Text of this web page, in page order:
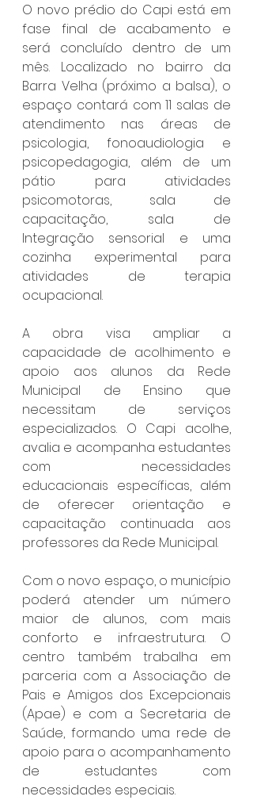
O novo prédio do Capi está em
fase final de acabamento e
será concluído dentro de um
mês. Localizado no bairro da
Barra Velha (próximo a balsa), o
espaço contará com 11 salas de
atendimento nas áreas de
psicologia, fonoaudiologia e
psicopedagogia, além de um
pátio para atividades
psicomotoras, sala de
capacitação, sala de
Integração sensorial e uma
cozinha experimental para
atividades de terapia
ocupacional.
A obra visa ampliar a
capacidade de acolhimento e
apoio aos alunos da Rede
Municipal de Ensino que
necessitam de serviços
especializados. O Capi acolhe,
avalia e acompanha estudantes
com necessidades
educacionais específicas, além
de oferecer orientação e
capacitação continuada aos
professores da Rede Municipal.
Com o novo espaço, o município
poderá atender um número
maior de alunos, com mais
conforto e infraestrutura. O
centro também trabalha em
parceria com a Associação de
Pais e Amigos dos Excepcionais
(Apae) e com a Secretaria de
Saúde, formando uma rede de
apoio para o acompanhamento
de estudantes com
necessidades especiais.